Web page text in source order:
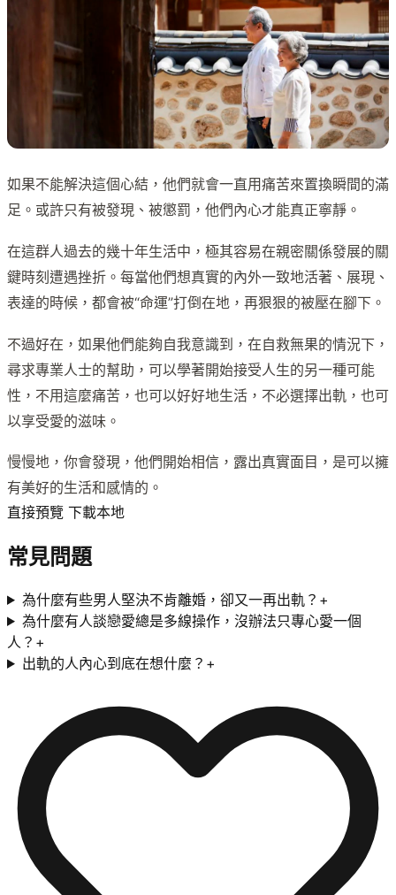
如果不能解決這個心結，他們就會一直用痛苦來置換瞬間的滿
足。或許只有被發現、被懲罰，他們內心才能真正寧靜。
在這群人過去的幾十年生活中，極其容易在親密關係發展的關
鍵時刻遭遇挫折。每當他們想真實的內外一致地活著、展現、
表達的時候，都會被“命運”打倒在地，再狠狠的被壓在腳下。
不過好在，如果他們能夠自我意識到，在自救無果的情況下，
尋求專業人士的幫助，可以學著開始接受人生的另一種可能
性，不用這麼痛苦，也可以好好地生活，不必選擇出軌，也可
以享受愛的滋味。
慢慢地，你會發現，他們開始相信，露出真實面目，是可以擁
有美好的生活和感情的。
直接預覽 下載本地
常見問題
為什麼有些男人堅決不肯離婚，卻又一再出軌？ +
為什麼有人談戀愛總是多線操作，沒辦法只專心愛一個
人？ +
出軌的人內心到底在想什麼？ +